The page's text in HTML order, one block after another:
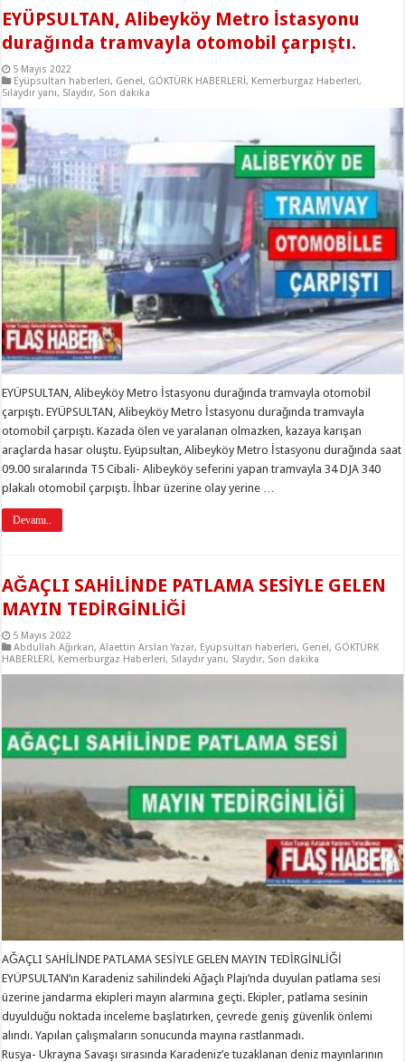
EYÜPSULTAN, Alibeyköy Metro İstasyonu
durağında tramvayla otomobil çarpıştı.
5 Mayıs 2022
Eyüpsultan haberleri, Genel, GÖKTÜRK HABERLERİ, Kemerburgaz Haberleri,
Sılaydır yanı, Slaydır, Son dakika
EYÜPSULTAN, Alibeyköy Metro İstasyonu durağında tramvayla otomobil
çarpıştı. EYÜPSULTAN, Alibeyköy Metro İstasyonu durağında tramvayla
otomobil çarpıştı. Kazada ölen ve yaralanan olmazken, kazaya karışan
araçlarda hasar oluştu. Eyüpsultan, Alibeyköy Metro İstasyonu durağında saat
09.00 sıralarında T5 Cibali- Alibeyköy seferini yapan tramvayla 34 DJA 340
plakalı otomobil çarpıştı. İhbar üzerine olay yerine …
Devamı..
AĞAÇLI SAHİLİNDE PATLAMA SESİYLE GELEN
MAYIN TEDİRGİNLİĞİ
5 Mayıs 2022
Abdullah Ağırkan,Alaettin Arslan Yazar, Eyüpsultan haberleri, Genel, GÖKTÜRK
HABERLERİ, Kemerburgaz Haberleri, Sılaydır yanı, Slaydır, Son dakika
AĞAÇLI SAHİLİNDE PATLAMA SESİYLE GELEN MAYIN TEDİRGİNLİĞİ
EYÜPSULTAN’ın Karadeniz sahilindeki Ağaçlı Plajı’nda duyulan patlama sesi
üzerine jandarma ekipleri mayın alarmına geçti. Ekipler, patlama sesinin
duyulduğu noktada inceleme başlatırken, çevrede geniş güvenlik önlemi
alındı. Yapılan çalışmaların sonucunda mayına rastlanmadı.
Rusya- Ukrayna Savaşı sırasında Karadeniz’e tuzaklanan deniz mayınlarının